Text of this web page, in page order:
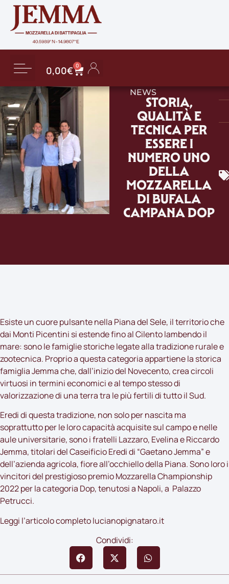
0,00€ 0
NEWS
STORIA,
QUALITÀ E
TECNICA PER
ESSERE I
NUMERO UNO
DELLA
MOZZARELLA
DI BUFALA
CAMPANA DOP
Esiste un cuore pulsante nella Piana del Sele, il territorio che
dai Monti Picentini si estende fino al Cilento lambendo il
mare: sono le famiglie storiche legate alla tradizione rurale e
zootecnica. Proprio a questa categoria appartiene la storica
famiglia Jemma che, dall’inizio del Novecento, crea circoli
virtuosi in termini economici e al tempo stesso di
valorizzazione di una terra tra le più fertili di tutto il Sud.
Eredi di questa tradizione, non solo per nascita ma
soprattutto per le loro capacità acquisite sul campo e nelle
aule universitarie, sono i fratelli Lazzaro, Evelina e Riccardo
Jemma, titolari del Caseificio Eredi di “Gaetano Jemma” e
dell’azienda agricola, fiore all’occhiello della Piana. Sono loro i
vincitori del prestigioso premioMozzarella Championship
2022per la categoria Dop, tenutosi a Napoli, a Palazzo
Petrucci.
Leggi l’articolo completolucianopignataro.it
Condividi: